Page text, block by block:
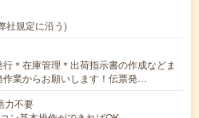
規定に沿う)
＊在庫管理＊出荷指示書の作成などま
作業からお願いします！伝票発…
力不要